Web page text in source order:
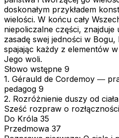
doskonałym przykładem
wielości. W końcu cały
niepoliczalne części,
zasadę swej jedności w
spajając każdy z elementów
Jego woli.
Słowo wstępne 9
1. Gérauld de Cordemoy ―
pedagog 9
2. Rozróżnienie duszy od
Sześć rozpraw o
Do Króla 35
Przedmowa 37